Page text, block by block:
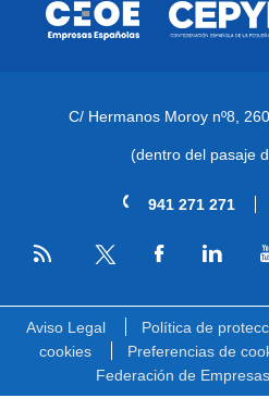
C/ Hermanos Moroy nº8,
(dentro del pasaje
941 271 271
RSS
Aviso Legal Política de
cookies
Preferencias de
Federación de